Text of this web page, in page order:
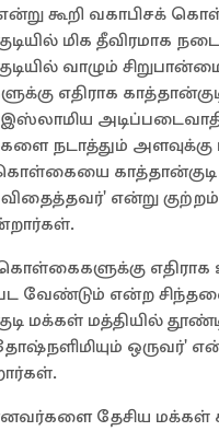
கூறி வகாபிசக்
மிக தீவிரமாக
வாழும்
எதிராக
இஸ்லாமிய
நடாத்தும் அளவுக்கு
கொள்கையை
விதைத்தவர்' என்று குற்றம்
கொள்கைகளுக்கு
வேண்டும் என்ற
மக்கள் மத்தியில்
ஒருவர்'
தேசிய மக்கள்